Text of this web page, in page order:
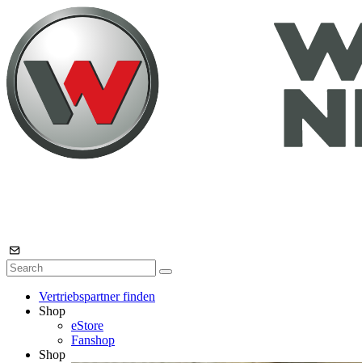
Vertriebspartner finden
Shop
eStore
Fanshop
Shop